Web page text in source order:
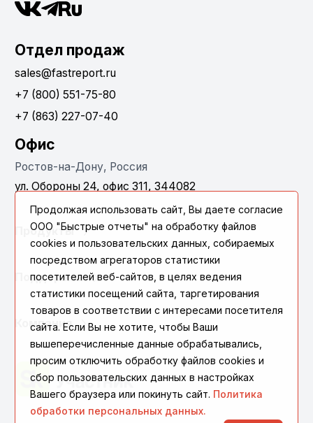
Отдел продаж
sales@fastreport.ru
+7 (800) 551-75-80
+7 (863) 227-07-40
Офис
Ростов-на-Дону, Россия
ул. Обороны 24, офис 311, 344082
Продукты
Поддержка
Компания
Продолжая использовать сайт, Вы даете согласие
ООО "Быстрые отчеты" на обработку файлов
cookies и пользовательских данных, собираемых
посредством агрегаторов статистики
посетителей веб-сайтов, в целях ведения
статистики посещений сайта, таргетирования
товаров в соответствии с интересами посетителя
сайта. Если Вы не хотите, чтобы Ваши
вышеперечисленные данные обрабатывались,
просим отключить обработку файлов cookies и
сбор пользовательских данных в настройках
Вашего браузера или покинуть сайт. Политика
обработки персональных данных.